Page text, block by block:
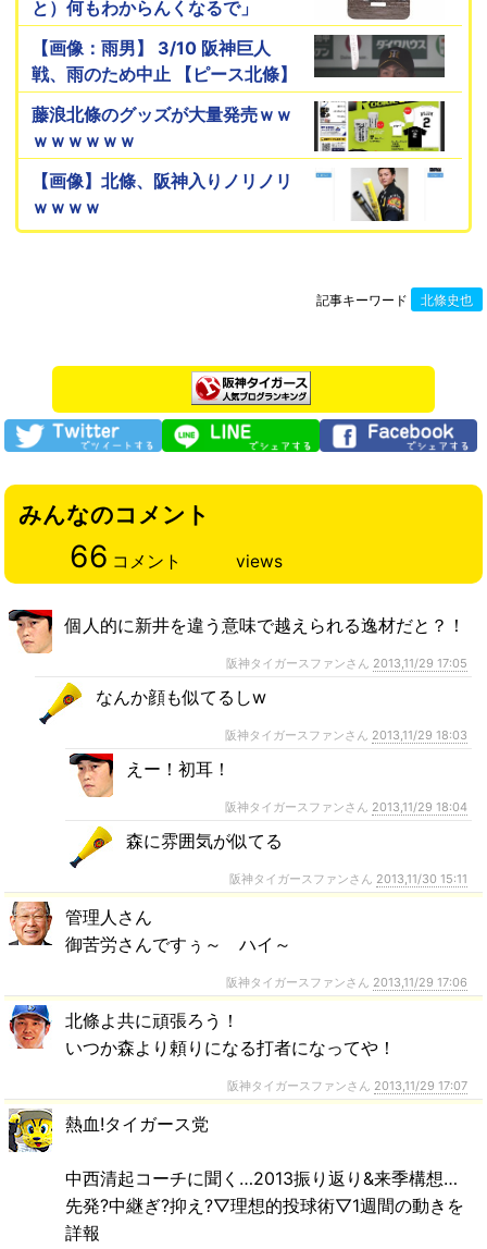
と）何もわからんくなるで」
【画像：雨男】 3/10 阪神巨人
戦、雨のため中止 【ピース北條】
藤浪北條のグッズが大量発売ｗｗ
ｗｗｗｗｗｗ
【画像】北條、阪神入りノリノリ
ｗｗｗｗ
記事キーワード 北條史也
みんなのコメント
66 コメント views
個人的に新井を違う意味で越えられる逸材だと？！
阪神タイガースファンさん 2013,11/29 17:05
なんか顔も似てるしw
阪神タイガースファンさん 2013,11/29 18:03
えー！初耳！
阪神タイガースファンさん 2013,11/29 18:04
森に雰囲気が似てる
阪神タイガースファンさん 2013,11/30 15:11
管理人さん
御苦労さんですぅ～ ハイ～
阪神タイガースファンさん 2013,11/29 17:06
北條よ共に頑張ろう！
いつか森より頼りになる打者になってや！
阪神タイガースファンさん 2013,11/29 17:07
熱血!タイガース党
中西清起コーチに聞く…2013振り返り&来季構想…
先発?中継ぎ?抑え?▽理想的投球術▽1週間の動きを
詳報